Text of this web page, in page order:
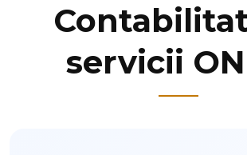
servicii